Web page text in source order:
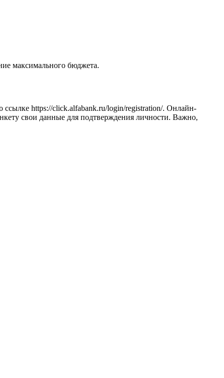
максимального бюджета.
https://click.alfabank.ru/login/registration/. Онлайн-
свои данные для подтверждения личности. Важно,